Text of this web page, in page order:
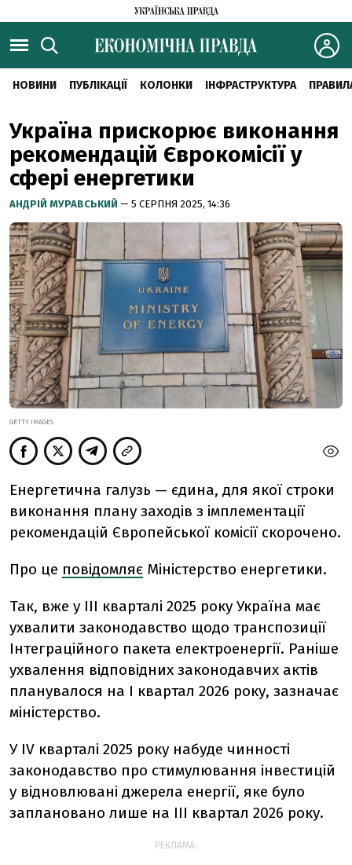
НОВИНИ ПУБЛІКАЦІЇ КОЛОНКИ ІНФРАСТРУКТУРА
Україна прискорює виконання
рекомендацій Єврокомісії у
сфері енергетики
АНДРІЙ МУРАВСЬКИЙ — 5 СЕРПНЯ 2025, 14:36
GETTY IMAGES
Енергетична галузь — єдина, для якої строки
виконання плану заходів з імплементації
рекомендацій Європейської комісії скорочено.
Про це повідомляє Міністерство енергетики.
Так, вже у III кварталі 2025 року Україна має
ухвалити законодавство щодо транспозиції
Інтеграційного пакета електроенергії. Раніше
ухвалення відповідних законодавчих актів
планувалося на І квартал 2026 року, зазначає
міністерство.
У IV кварталі 2025 року набуде чинності
законодавство про стимулювання інвестицій
у відновлювані джерела енергії, яке було
заплановано лише на III квартал 2026 року.
РЕКЛАМА: